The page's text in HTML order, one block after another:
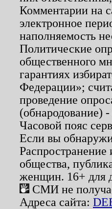
Комментарии на
электронное
наполняемость
Политические
общественного
гарантиях
Федерации»;
проведение
(обнародование)
Часовой пояс
Если вы
общества,
женщин. 16+ для
СМИ не
Адреса сайта: